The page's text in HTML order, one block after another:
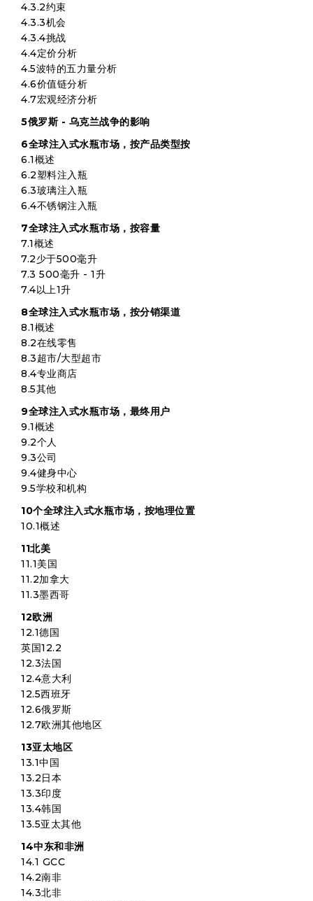
4.3.2约束
4.3.3机会
4.3.4挑战
4.4定价分析
4.5波特的五力量分析
4.6价值链分析
4.7宏观经济分析
5俄罗斯 - 乌克兰战争的影响
6全球注入式水瓶市场，按产品类型按
6.1概述
6.2塑料注入瓶
6.3玻璃注入瓶
6.4不锈钢注入瓶
7全球注入式水瓶市场，按容量
7.1概述
7.2少于500毫升
7.3 500毫升 - 1升
7.4以上1升
8全球注入式水瓶市场，按分销渠道
8.1概述
8.2在线零售
8.3超市/大型超市
8.4专业商店
8.5其他
9全球注入式水瓶市场，最终用户
9.1概述
9.2个人
9.3公司
9.4健身中心
9.5学校和机构
10个全球注入式水瓶市场，按地理位置
10.1概述
11北美
11.1美国
11.2加拿大
11.3墨西哥
12欧洲
12.1德国
英国12.2
12.3法国
12.4意大利
12.5西班牙
12.6俄罗斯
12.7欧洲其他地区
13亚太地区
13.1中国
13.2日本
13.3印度
13.4韩国
13.5亚太其他
14中东和非洲
14.1 GCC
14.2南非
14.3北非